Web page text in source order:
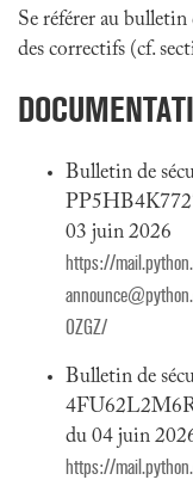
Se référer au
des correctifs (cf.
Bulletin de
03 juin 2026
https://
OZGZ/
Bulletin de
du 04 juin
https://